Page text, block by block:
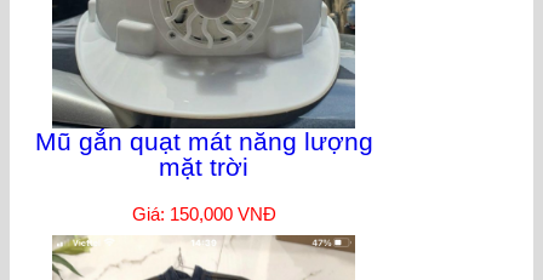
Mũ gắn quạt mát năng lượng
mặt trời
Giá: 150,000 VNĐ